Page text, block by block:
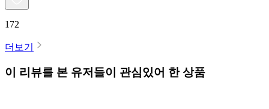
172
더보기
이 리뷰를 본 유저들이 관심있어 한 상품